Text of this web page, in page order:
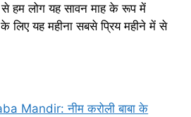
हम लोग यह सावन माह के रूप में
लिए यह महीना सबसे प्रिय महीने में से
Mandir: नीम करोली बाबा के